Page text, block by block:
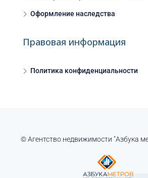
Оформление наследства
Правовая информация
Политика конфиденциальности
© Агентство недвижимости "Азбука